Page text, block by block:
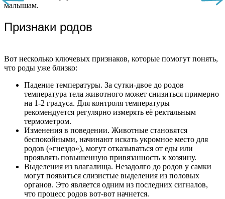
малышам.
Признаки родов
Вот несколько ключевых признаков, которые помогут понять,
что роды уже близко:
Падение температуры. За сутки-двое до родов
температура тела животного может снизиться примерно
на 1-2 градуса. Для контроля температуры
рекомендуется регулярно измерять её ректальным
термометром.
Изменения в поведении. Животные становятся
беспокойными, начинают искать укромное место для
родов («гнездо»), могут отказываться от еды или
проявлять повышенную привязанность к хозяину.
Выделения из влагалища. Незадолго до родов у самки
могут появиться слизистые выделения из половых
органов. Это является одним из последних сигналов,
что процесс родов вот-вот начнется.